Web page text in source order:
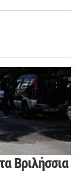
Βριλήσσια